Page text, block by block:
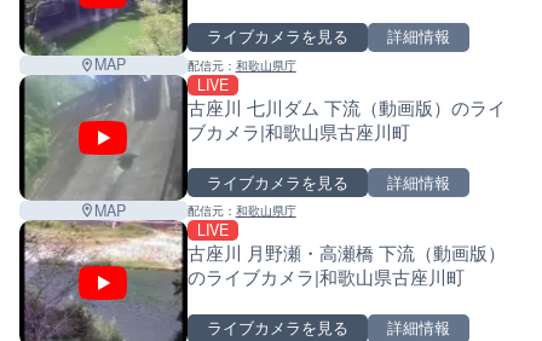
MAP
ライブカメラを見る 詳細情報
配信元： 和歌山県庁
MAP
LIVE
古座川 七川ダム 下流（動画版）のライ
ブカメラ|和歌山県古座川町
ライブカメラを見る 詳細情報
配信元： 和歌山県庁
LIVE
古座川 月野瀬・高瀬橋 下流（動画版）
のライブカメラ|和歌山県古座川町
ライブカメラを見る 詳細情報